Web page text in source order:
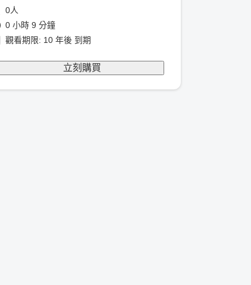
0人
0 小時 9 分鐘
觀看期限: 10 年後 到期
立刻購買